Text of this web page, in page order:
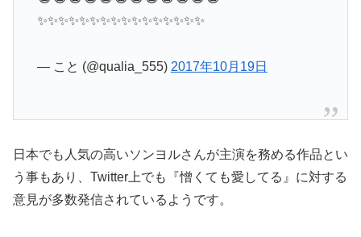
✨✨✨✨✨✨✨✨✨✨✨✨✨✨✨✨
— こと (@qualia_555) 2017年10月19日
日本でも人気の高いソンヨルさんが主演を務める作品とい
う事もあり、Twitter上でも『憎くても愛してる』に対する
意見が多数発信されているようです。